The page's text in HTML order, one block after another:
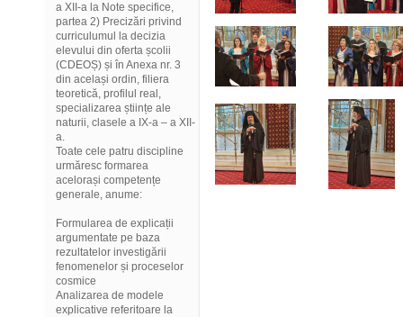
a XII-a la Note specifice,
partea 2) Precizări privind
curriculumul la decizia
elevului din oferta școlii
(CDEOȘ) și în Anexa nr. 3
din același ordin, filiera
teoretică, profilul real,
specializarea științe ale
naturii, clasele a IX-a – a XII-
a.
Toate cele patru discipline
urmăresc formarea
acelorași competențe
generale, anume:
Formularea de explicații
argumentate pe baza
rezultatelor investigării
fenomenelor și proceselor
cosmice
Analizarea de modele
explicative referitoare la